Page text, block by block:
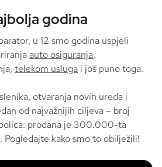
godina
u 12 smo godina uspjeli
auto osiguranja,
telekom usluga i još puno toga.
otvaranja novih ureda i
od najvažnijih ciljeva – broj
prodana je 300.000-ta
Pogledajte kako smo to obilježili!